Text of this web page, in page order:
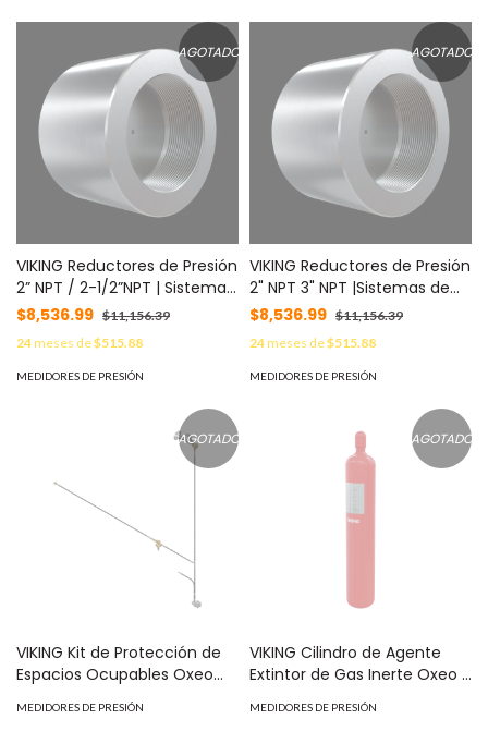
AGOTADO
VIKING Reductores de Presión
2” NPT / 2-1/2”NPT | Sistemas
de Extinción Oxeo MOD:
$8,536.99 $11,156.39
24meses de$515.88
MEDIDORES DE PRESIÓN
AGOTADO
VIKING Reductores de Presión
2" NPT 3" NPT |Sistemas de
Extinción Oxeo MOD:
$8,536.99 $11,156.39
24meses de$515.88
MEDIDORES DE PRESIÓN
AGOTADO
VIKING Kit de Protección de
Espacios Ocupables Oxeo
MEDIDORES DE PRESIÓN
AGOTADO
VIKING Cilindro de Agente
Extintor de Gas Inerte Oxeo |
Argón 80L 2901 PSI | Sistema
de Extinción Oxeo MOD:
MEDIDORES DE PRESIÓN